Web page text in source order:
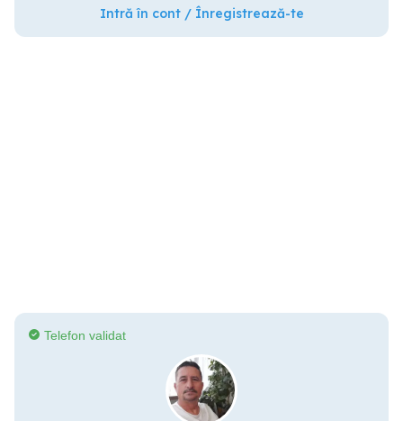
Intră în cont / Înregistrează-te
Telefon validat